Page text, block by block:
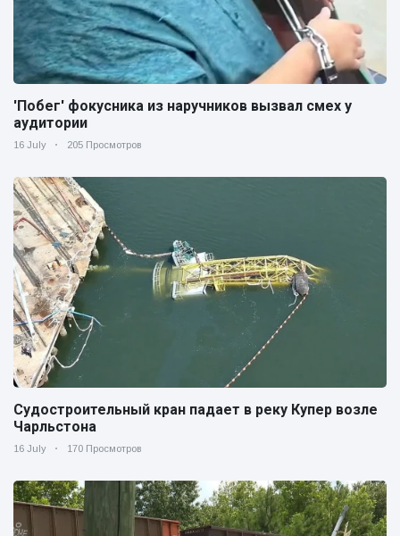
'Побег' фокусника из наручников вызвал смех у
аудитории
16 July 205 Просмотров
Судостроительный кран падает в реку Купер возле
Чарльстона
16 July 170 Просмотров